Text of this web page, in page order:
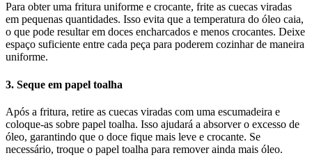
Para obter uma fritura uniforme e crocante, frite as cuecas viradas
em pequenas quantidades. Isso evita que a temperatura do óleo caia,
o que pode resultar em doces encharcados e menos crocantes. Deixe
espaço suficiente entre cada peça para poderem cozinhar de maneira
uniforme.
3. Seque em papel toalha
Após a fritura, retire as cuecas viradas com uma escumadeira e
coloque-as sobre papel toalha. Isso ajudará a absorver o excesso de
óleo, garantindo que o doce fique mais leve e crocante. Se
necessário, troque o papel toalha para remover ainda mais óleo.